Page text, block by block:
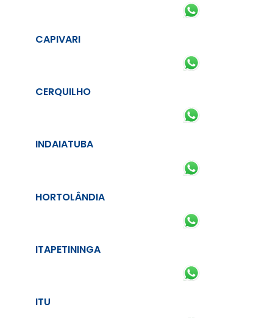
CAPIVARI
CERQUILHO
INDAIATUBA
HORTOLÂNDIA
ITAPETININGA
ITU